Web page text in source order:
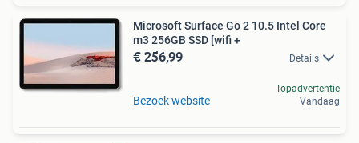
Microsoft Surface Go 2 10.5 Intel Core
m3 256GB SSD [wifi +
€ 256,99 Details
Bezoek website
Topadvertentie
Vandaag